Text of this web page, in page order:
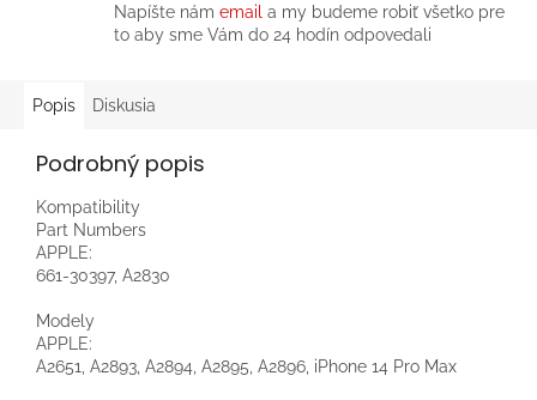
Napíšte nám email a my budeme robiť všetko pre
to aby sme Vám do 24 hodín odpovedali
Popis Diskusia
Podrobný popis
Kompatibility
Part Numbers
APPLE:
661-30397, A2830
Modely
APPLE:
A2651, A2893, A2894, A2895, A2896, iPhone 14 Pro Max